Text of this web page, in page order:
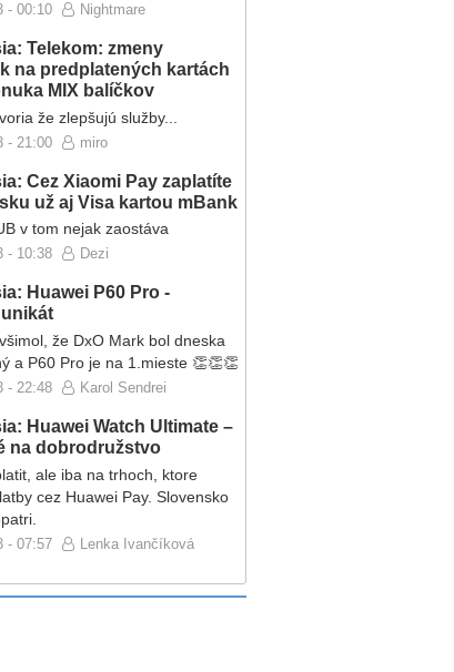
- 00:10 Nightmare
Telekom: zmeny
na predplatených kartách
MIX balíčkov
že zlepšujú služby...
- 21:00 miro
Cez Xiaomi Pay zaplatíte
už aj Visa kartou mBank
v tom nejak zaostáva
- 10:38 Dezi
Huawei P60 Pro -
že DxO Mark bol dneska
a P60 Pro je na 1.mieste 👏👏👏
- 22:48 Karol Sendrei
Huawei Watch Ultimate –
na dobrodružstvo
ale iba na trhoch, ktore
cez Huawei Pay. Slovensko
- 07:57 Lenka Ivančíková